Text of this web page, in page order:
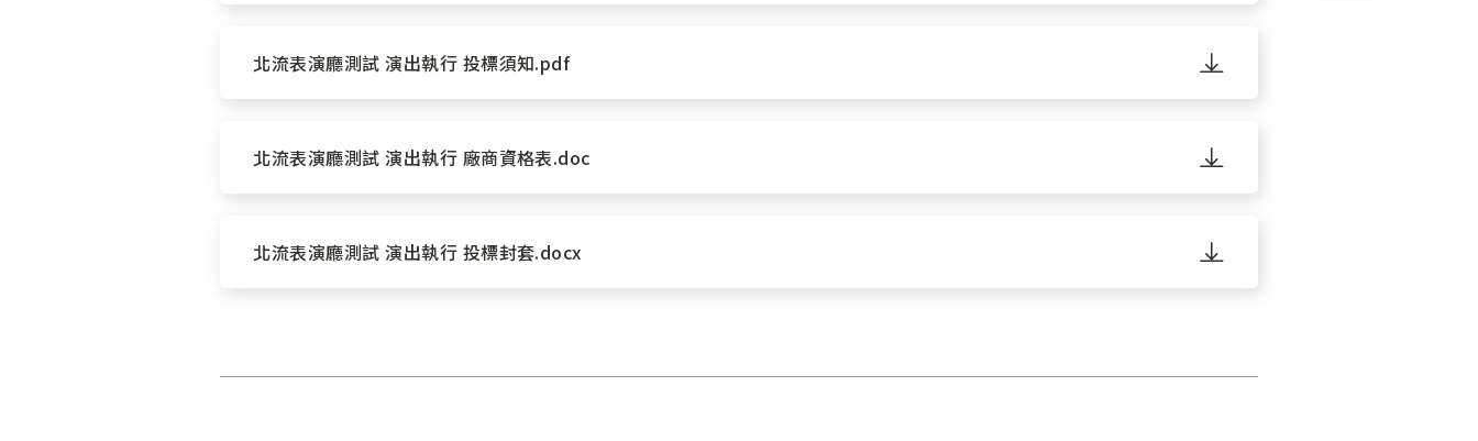
北流表演廳測試 演出執行 投標須知.pdf
北流表演廳測試 演出執行 廠商資格表.doc
北流表演廳測試 演出執行 投標封套.docx